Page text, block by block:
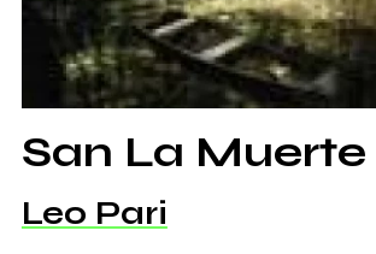
San La Muerte
Leo Pari